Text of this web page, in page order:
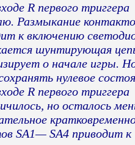
R первого триггера
Размыкание
к включению
шунтирующая
о начале игры.
нулевое
R первого триггера
но осталось
SA1— SA4 приводит к